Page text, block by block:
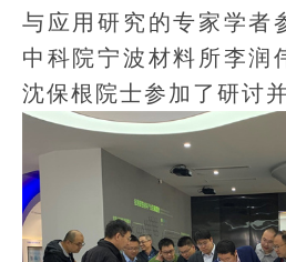
与应用研究的专家学者
中科院宁波材料所李润
沈保根院士参加了研讨